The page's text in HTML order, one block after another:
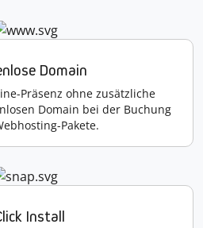
Domain
Präsenz ohne zusätzliche
Domain bei der Buchung
Pakete.
Install